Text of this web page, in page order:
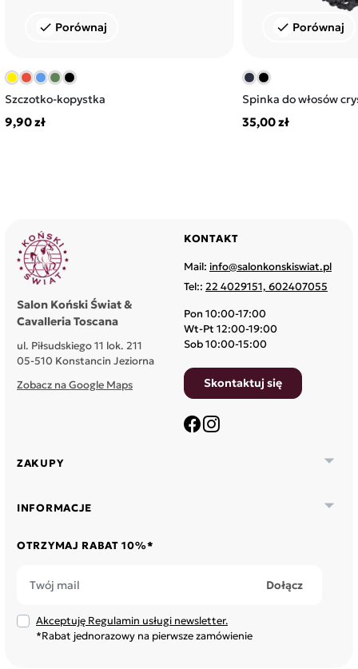
check Porównaj
Szczotko-kopystka
9,90 zł
check Porównaj
Spinka do włosów
35,00 zł
Salon Koński Świat &
Cavalleria Toscana
ul. Piłsudskiego 11 lok. 211
05-510 Konstancin Jeziorna
Zobacz na Google Maps
ZAKUPY 
INFORMACJE 
OTRZYMAJ RABAT 10%*
Akceptuję Regulamin usługi newsletter.
*Rabat jednorazowy na pierwsze zamówienie
KONTAKT
Mail: info@salonkonskiswiat.pl
Tel:: 22 4029151, 602407055
Pon 10:00-17:00
Wt-Pt 12:00-19:00
Sob 10:00-15:00
Skontaktuj się